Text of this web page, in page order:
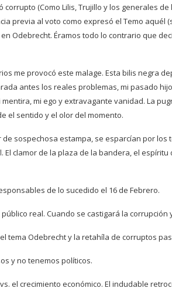
(Como Lilis, Trujillo y los generales
previa al voto como expresó el Temo aquél
Odebrecht. Éramos todo lo contrario que
me provocó este malage. Esta bilis negra
antes los reales problemas, mi pasado
mi ego y extravagante vanidad. La
el sentido y el olor del momento.
sospechosa estampa, se esparcían por
El clamor de la plaza de la bandera, el
de lo sucedido el 16 de Febrero.
real. Cuando se castigará la
tema Odebrecht y la retahíla de corruptos
y no tenemos políticos.
el crecimiento económico. El indudable